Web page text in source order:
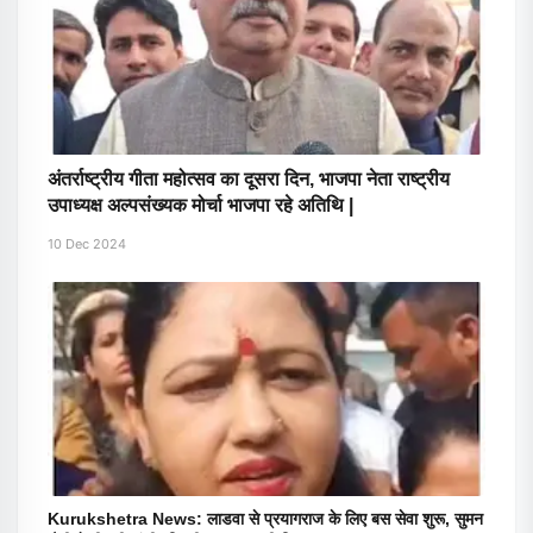
अंतर्राष्ट्रीय गीता महोत्सव का दूसरा दिन, भाजपा नेता राष्ट्रीय
उपाध्यक्ष अल्पसंख्यक मोर्चा भाजपा रहे अतिथि |
10 Dec 2024
Kurukshetra News: लाडवा से प्रयागराज के लिए बस सेवा शुरू, सुमन